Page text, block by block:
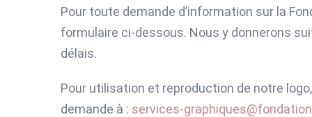
Pour toute demande d’information sur la
formulaire ci-dessous. Nous y donnerons
délais.
Pour utilisation et reproduction de notre
demande à : services-